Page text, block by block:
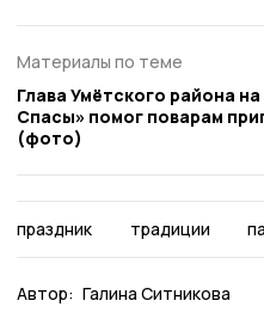
Материалы по теме
Глава Умётского района
Спасы» помог поварам
(фото)
праздник традиции
Автор: Галина Ситникова